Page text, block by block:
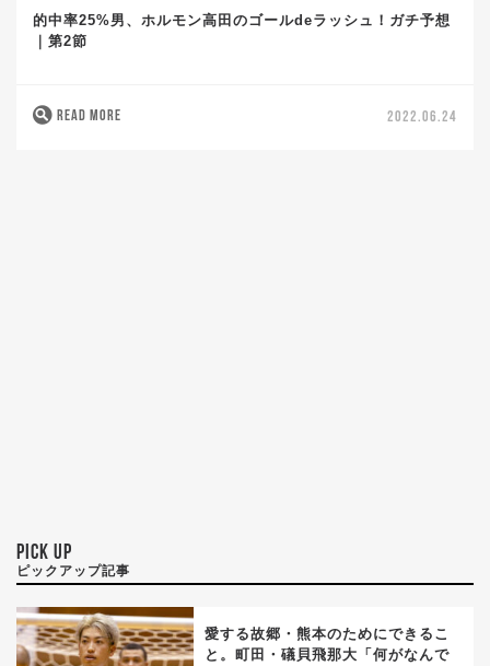
的中率25%男、ホルモン高田のゴールdeラッシュ！ガチ予想
｜第2節
READ MORE 2022.06.24
PICK UP
ピックアップ記事
愛する故郷・熊本のためにできるこ
と。町田・礒貝飛那大「何がなんで